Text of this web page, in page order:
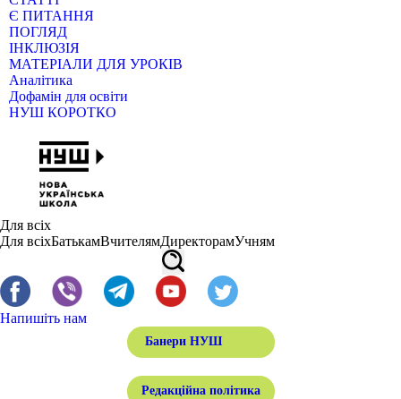
Є ПИТАННЯ
ПОГЛЯД
ІНКЛЮЗІЯ
МАТЕРІАЛИ ДЛЯ УРОКІВ
Аналітика
Дофамін для освіти
НУШ КОРОТКО
Для всіх
Для всіхБатькамВчителямДиректорамУчням
Напишіть нам
Банери НУШ
Редакційна політика